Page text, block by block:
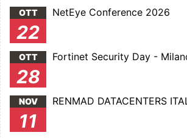
OTT
22
NetEye Conference 2026
OTT
28
Fortinet Security Day -
NOV
11
RENMAD DATACENTERS